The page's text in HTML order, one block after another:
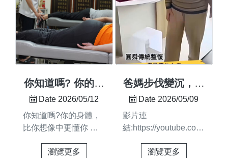
關節周圍的筋膜與肌
群，透過專業手法進行
系統性的放鬆與舒緩，
協助身體找回更舒適的
活動感受✨身體的緊
繃，需要被好好對待🤲
專業手法，用心對待每
約，圓舜陪您一起找回
肩頸自由度～📍圓舜整
復 🔗 lin.ee/kRXlU…
破舊有模式、破壞再建
設 一次一次，建構新
的平衡 身體記住了多
年的錯誤姿勢 不會一
夜之間改變 但經過密
集的調理、 每一次專
業的調整 都是在覆寫
慢慢學會，什麼叫做
「對的狀態」用對的手
法， 建立新的肌肉記
的狀態 重塑，從今天
你知道嗎? 你的身
體，比你想像中更
聽身體的聲音，它
是你最誠實的守護
者
Date 2026/05/12
你知道嗎?你的身體，
比你想像中更懂你 🧠
音，它是你最誠實的守
瀏覽更多
爸媽步伐變沉，不
是老化的必然
Date 2026/05/09
影片連
結:https://youtube.com/
是走在最前面的那個人
瀏覽更多